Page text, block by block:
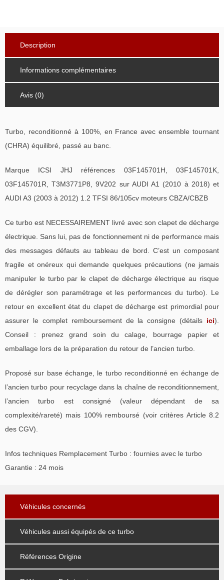
Description
Informations complémentaires
Avis (0)
Turbo, reconditionné à 100%, en France avec ensemble tournant
(CHRA) équilibré, passé au banc.
Marque ICSI JHJ références 03F145701H, 03F145701K,
03F145701R, T3M3771P8, 9V202 sur AUDI A1 (2010 à 2018) et
AUDI A3 (2003 à 2012) 1.2 TFSI 86/105cv moteurs CBZA/CBZB
Ce turbo est NECESSAIREMENT livré avec son clapet de décharge
électrique. Sans lui, pas de fonctionnement ni de performance mais
des messages défauts au tableau de bord. C’est un composant
fragile et onéreux qui demande quelques précautions (ne jamais
manipuler le turbo par le clapet de décharge électrique au risque
de dérégler son paramétrage et les performances du turbo). Le
retour en excellent état du clapet de décharge est primordial pour
assurer le complet remboursement de la consigne (détails ici).
Conseil : prenez grand soin du calage, bourrage papier et
emballage lors de la préparation du retour de l’ancien turbo.
Proposé sur base échange, le turbo reconditionné en échange de
l’ancien turbo pour recyclage dans la chaîne de reconditionnement,
l’ancien turbo est consigné (valeur dépendant de sa
complexité/rareté) mais 100% remboursé (voir critères Article 8.2
des CGV).
Infos techniques Remplacement Turbo : fournies avec le turbo
Garantie : 24 mois
Véhicules concernés
Véhicules aussi équipés de ce turbo
Références Origine